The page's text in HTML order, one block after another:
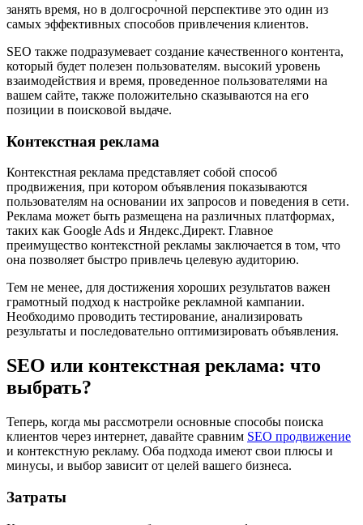
занять время, но в долгосрочной перспективе это один из
самых эффективных способов привлечения клиентов.
SEO также подразумевает создание качественного контента,
который будет полезен пользователям. высокий уровень
взаимодействия и время, проведенное пользователями на
вашем сайте, также положительно сказываются на его
позиции в поисковой выдаче.
Контекстная реклама
Контекстная реклама представляет собой способ
продвижения, при котором объявления показываются
пользователям на основании их запросов и поведения в сети.
Реклама может быть размещена на различных платформах,
таких как Google Ads и Яндекс.Директ. Главное
преимущество контекстной рекламы заключается в том, что
она позволяет быстро привлечь целевую аудиторию.
Тем не менее, для достижения хороших результатов важен
грамотный подход к настройке рекламной кампании.
Необходимо проводить тестирование, анализировать
результаты и последовательно оптимизировать объявления.
SEO или контекстная реклама: что
выбрать?
Теперь, когда мы рассмотрели основные способы поиска
клиентов через интернет, давайте сравним SEO продвижение
и контекстную рекламу. Оба подхода имеют свои плюсы и
минусы, и выбор зависит от целей вашего бизнеса.
Затраты